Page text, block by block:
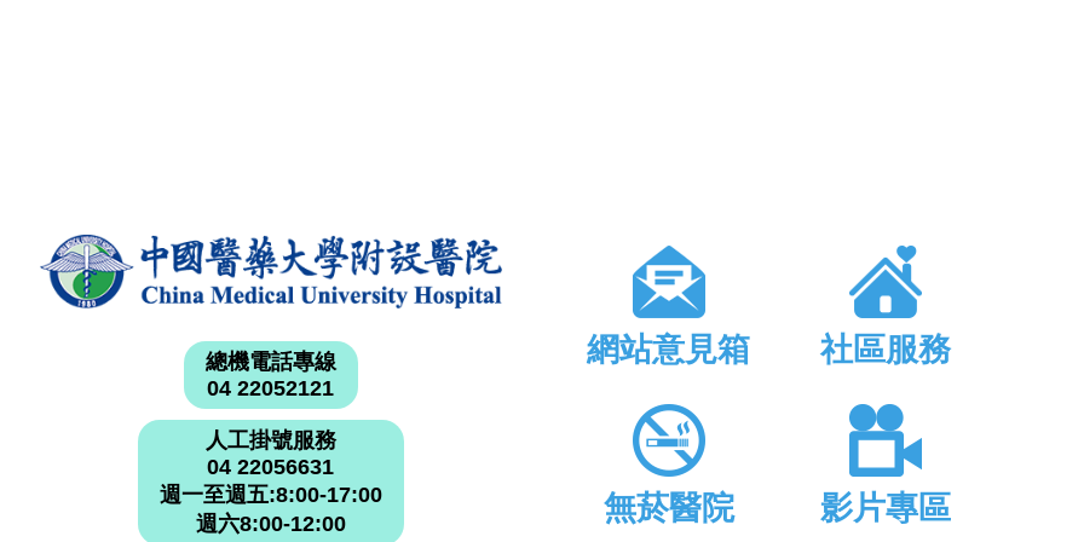
總機電話專線
04 22052121
人工掛號服務
04 22056631
週一至週五:8:00-17:00
週六8:00-12:00
網站意見箱 社區服務
無菸醫院 影片專區